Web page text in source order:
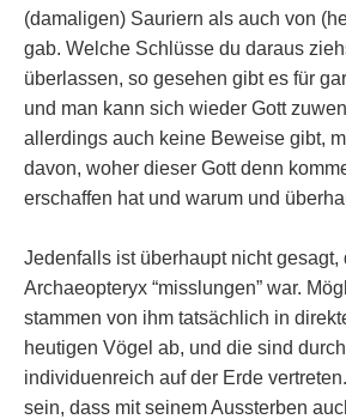
(damaligen) Sauriern als auch von
gab. Welche Schlüsse du daraus
überlassen, so gesehen gibt es für
und man kann sich wieder Gott
allerdings auch keine Beweise gibt,
davon, woher dieser Gott denn
erschaffen hat und warum und
Jedenfalls ist überhaupt nicht gesagt,
Archaeopteryx “misslungen” war.
stammen von ihm tatsächlich in
heutigen Vögel ab, und die sind
individuenreich auf der Erde
sein, dass mit seinem Aussterben